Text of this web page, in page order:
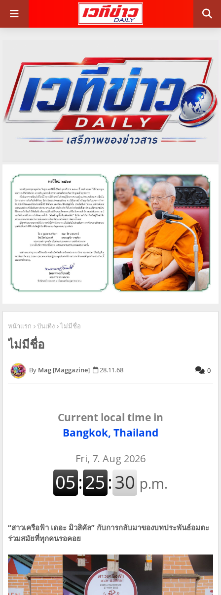
หน้าแรก บันเทิง ไม่มีชื่อ
ไม่มีชื่อ
Mag [Maggazine] 28.11.68 0
Current local time in
Bangkok, Thailand
“สาวเครือฟ้า เดอะ มิวสิคัล” กับการกลับมาของบทประพันธ์อมตะ
ร่วมสมัยที่ทุกคนรอคอย